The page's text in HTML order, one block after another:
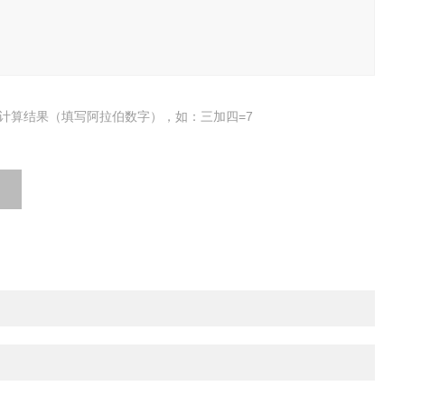
算结果（填写阿拉伯数字），如：三加四=7